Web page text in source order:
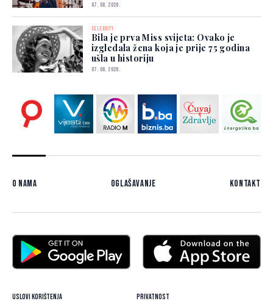
07. 08. 2026.
CELEBRITY
Bila je prva Miss svijeta: Ovako je
izgledala žena koja je prije 75 godina
ušla u historiju
07. 08. 2026.
O nama Oglašavanje Kontakt
Uslovi korištenja Privatnost